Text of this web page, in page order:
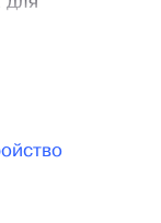
доступной